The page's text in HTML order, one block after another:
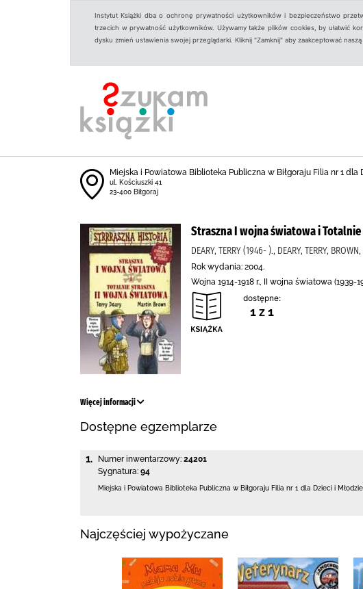
Instytut Książki dba o ochronę prywatności użytkowników i bezpieczeństwo
trzecich w prywatność użytkowników. Używamy także plików cookies, by ułatwić
dysku zmień ustawienia swojej przeglądarki. Kliknij "Zamknij" aby zaakceptować
Miejska i Powiatowa Biblioteka Publiczna w Biłgoraju Filia nr 1 dla
ul. Kościuszki 41
23-400 Biłgoraj
Straszna I wojna światowa i
DEARY, TERRY (1946- )., DEARY, TERRY,
Rok wydania: 2004.
Wojna 1914-1918 r., II wojna światowa
dostępne:
1 z 1
Więcej informacji
Dostępne egzemplarze
1. Numer inwentarzowy: 24201
Sygnatura: 94
Miejska i Powiatowa Biblioteka Publiczna w Biłgoraju Filia nr 1 dla Dzieci i
Najczęściej wypożyczane